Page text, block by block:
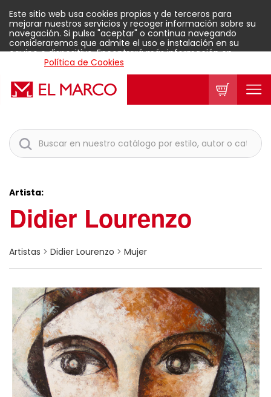
Este sitio web usa cookies propias y de terceros para
mejorar nuestros servicios y recoger información sobre su
navegación. Si pulsa "aceptar" o continua navegando
consideraremos que admite el uso e instalación en su
equipo o dispositivo. Encontrará más información en
Política de Cookies
Aceptar
Artista:
Didier Lourenzo
Artistas > Didier Lourenzo > Mujer